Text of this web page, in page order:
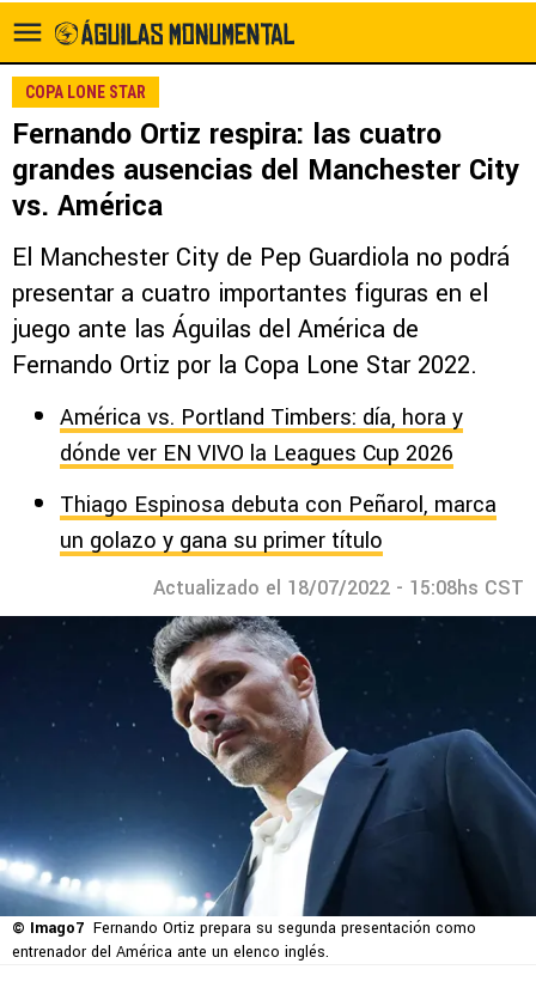
COPA LONE STAR
Fernando Ortiz respira: las cuatro
grandes ausencias del Manchester City
vs. América
El Manchester City de Pep Guardiola no podrá
presentar a cuatro importantes figuras en el
juego ante las Águilas del América de
Fernando Ortiz por la Copa Lone Star 2022.
América vs. Portland Timbers: día, hora y
dónde ver EN VIVO la Leagues Cup 2026
Thiago Espinosa debuta con Peñarol, marca
un golazo y gana su primer título
Actualizado el 18/07/2022 - 15:08hs CST
© Imago7 Fernando Ortiz prepara su segunda presentación como
entrenador del América ante un elenco inglés.